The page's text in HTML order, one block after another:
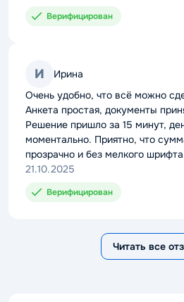
Верифицирован
И Ирина
Очень удобно, что всё можно
Анкета простая, документы
Решение пришло за 15 минут,
моментально. Приятно, что
прозрачно и без мелкого
21.10.2025
Верифицирован
Читать все